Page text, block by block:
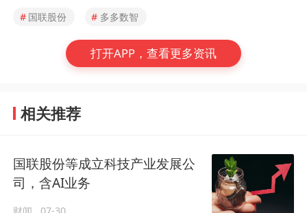
# 国联股份 # 多多数智
打开APP，查看更多资讯
相关推荐
国联股份等成立科技产业发展公
司，含AI业务